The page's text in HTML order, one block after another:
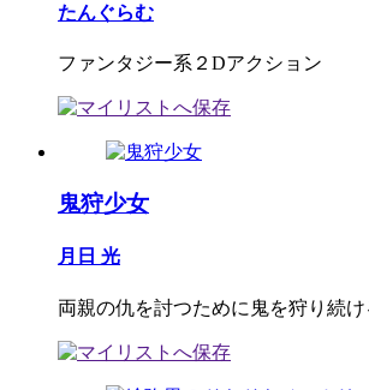
たんぐらむ
ファンタジー系２Dアクション
鬼狩少女
月日 光
両親の仇を討つために鬼を狩り続